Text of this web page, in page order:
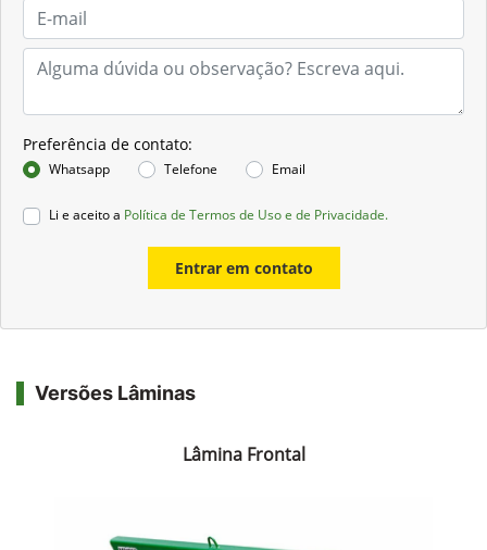
Preferência de contato:
Whatsapp Telefone Email
Li e aceito a Política de Termos de Uso e de Privacidade.
Entrar em contato
Versões Lâminas
Lâmina Frontal